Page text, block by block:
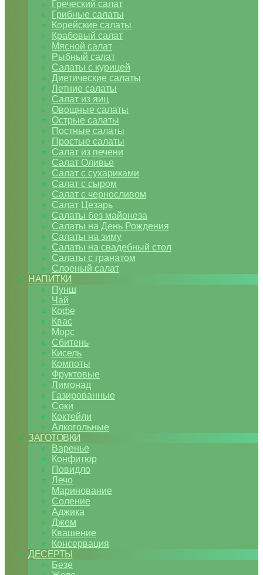
Греческий салат
Грибные салаты
Корейские салаты
Крабовый салат
Мясной салат
Рыбный салат
Салаты с курицей
Диетические салаты
Летние салаты
Салат из яиц
Овощные салаты
Острые салаты
Постные салаты
Простые салаты
Салат из печени
Салат Оливье
Салат с сухариками
Салат с сыром
Салат с черносливом
Салат Цезарь
Салаты без майонеза
Салаты на День Рождения
Салаты на зиму
Салаты на свадебный стол
Салаты с гранатом
Слоеный салат
НАПИТКИ
Пунш
Чай
Кофе
Квас
Морс
Сбитень
Кисель
Компоты
Фруктовые
Лимонад
Газированные
Соки
Коктейли
Алкогольные
ЗАГОТОВКИ
Варенье
Конфитюр
Повидло
Лечо
Маринование
Соление
Аджика
Джем
Квашение
Консервация
ДЕСЕРТЫ
Безе